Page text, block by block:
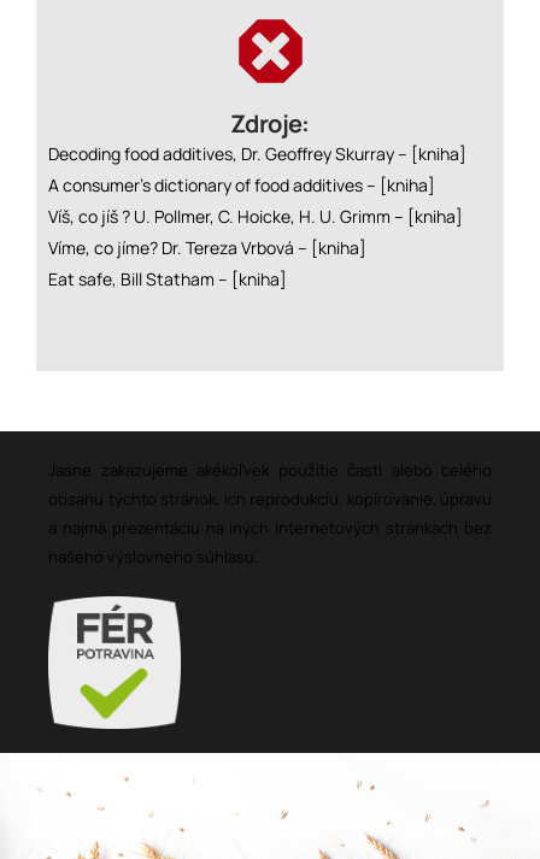
Zdroje:
Decoding food additives, Dr. Geoffrey Skurray – [kniha]
A consumer’s dictionary of food additives – [kniha]
Víš, co jíš ? U. Pollmer, C. Hoicke, H. U. Grimm – [kniha]
Víme, co jíme? Dr. Tereza Vrbová – [kniha]
Eat safe, Bill Statham – [kniha]
Jasne zakazujeme akékoľvek použitie časti alebo celého
obsahu týchto stránok, ich reprodukciu, kopírovanie, úpravu
a najmä prezentáciu na iných internetových stránkach bez
našeho výslovneho súhlasu.